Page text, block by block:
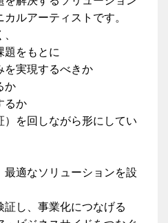
ルアーティストです。
題をもとに
を実現するべきか
か
るか
を回しながら形にしてい
適なソリューションを設
し、事業化につなげる